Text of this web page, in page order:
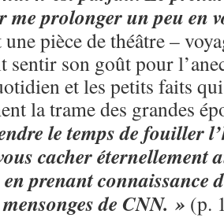
me prolonger un peu en
une pièce de théâtre –
sentir son goût pour
et les petits faits
la trame des grandes
le temps de fouiller
cacher éternellement
prenant connaissance
de CNN. » (p.